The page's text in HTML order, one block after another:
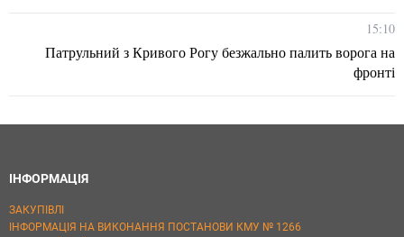
15:10
Патрульний з Кривого Рогу безжально палить ворога на
фронті
ІНФОРМАЦІЯ
ЗАКУПІВЛІ
ІНФОРМАЦІЯ НА ВИКОНАННЯ ПОСТАНОВИ КМУ № 1266